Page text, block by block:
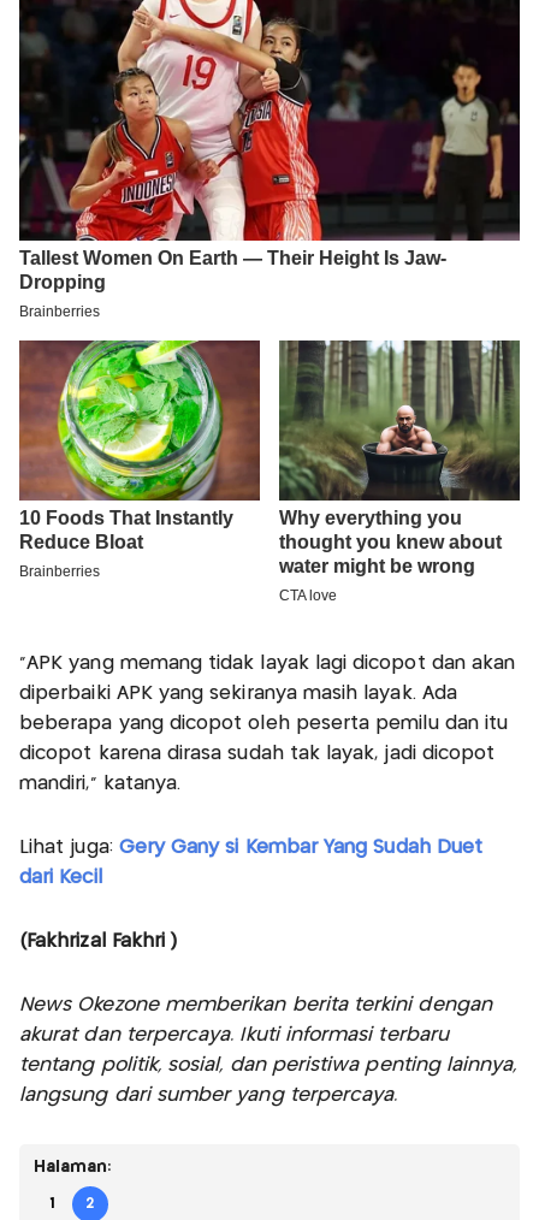
"APK yang memang tidak layak lagi dicopot dan akan
diperbaiki APK yang sekiranya masih layak. Ada
beberapa yang dicopot oleh peserta pemilu dan itu
dicopot karena dirasa sudah tak layak, jadi dicopot
mandiri," katanya.
Lihat juga: Gery Gany si Kembar Yang Sudah Duet
dari Kecil
(Fakhrizal Fakhri )
News Okezone memberikan berita terkini dengan
akurat dan terpercaya. Ikuti informasi terbaru
tentang politik, sosial, dan peristiwa penting lainnya,
langsung dari sumber yang terpercaya.
Halaman:
1 2